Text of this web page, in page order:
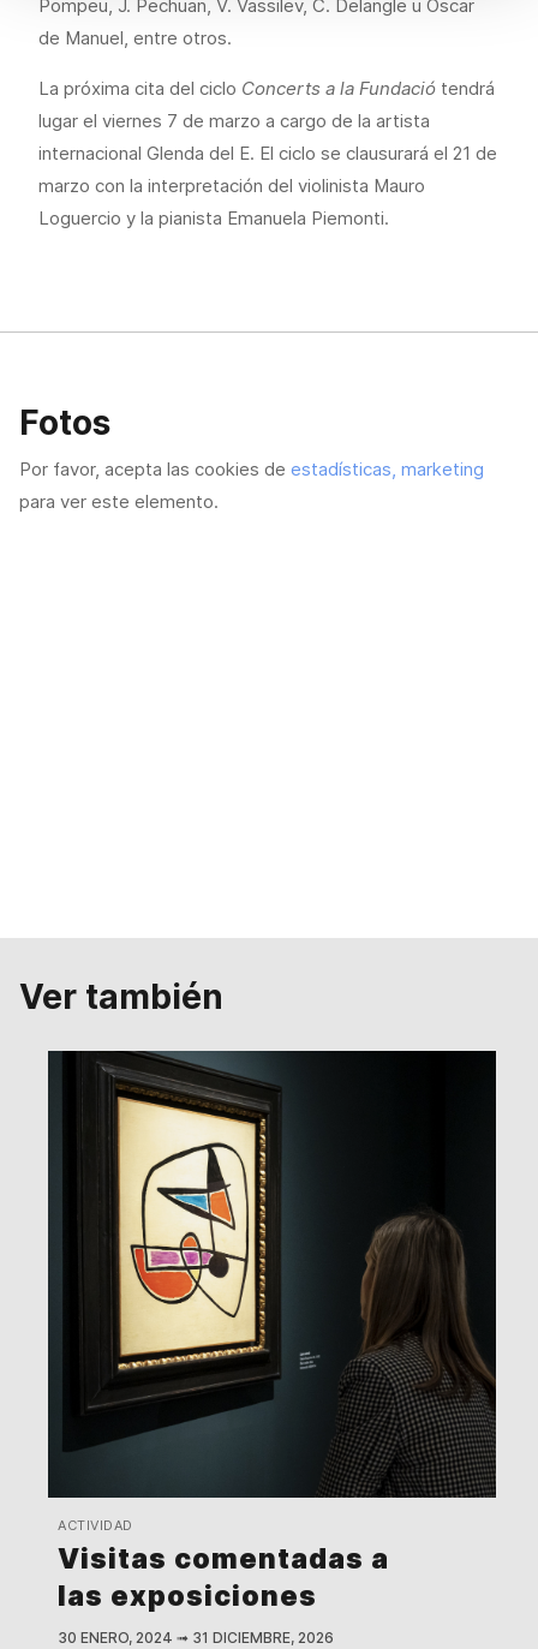
Pompeu, J. Pechuan, V. Vassilev, C. Delangle u Óscar
de Manuel, entre otros.
La próxima cita del ciclo Concerts a la Fundació tendrá
lugar el viernes 7 de marzo a cargo de la artista
internacional Glenda del E. El ciclo se clausurará el 21 de
marzo con la interpretación del violinista Mauro
Loguercio y la pianista Emanuela Piemonti.
Fotos
Por favor, acepta las cookies de estadísticas, marketing
para ver este elemento.
Ver también
ACTIVIDAD
Visitas comentadas a
las exposiciones
30 ENERO, 2024 ➟ 31 DICIEMBRE, 2026